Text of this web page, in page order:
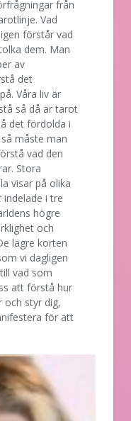
från
Vad
förstår vad
dem. Man
av
det
Våra liv är
så då är tarot
det fördolda i
måste man
vad den
Stora
visar på olika
indelade i tre
högre
och
lägre korten
vi dagligen
vad som
att förstå hur
och styr dig,
för att